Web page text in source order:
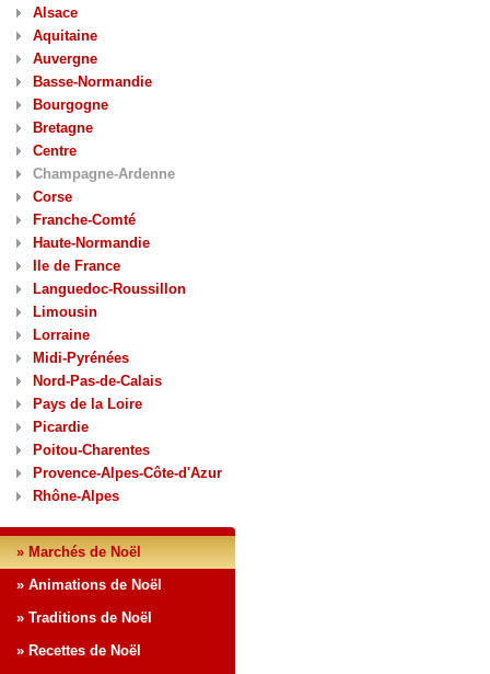
Alsace
Aquitaine
Auvergne
Basse-Normandie
Bourgogne
Bretagne
Centre
Champagne-Ardenne
Corse
Franche-Comté
Haute-Normandie
Ile de France
Languedoc-Roussillon
Limousin
Lorraine
Midi-Pyrénées
Nord-Pas-de-Calais
Pays de la Loire
Picardie
Poitou-Charentes
Provence-Alpes-Côte-d'Azur
Rhône-Alpes
» Marchés de Noël
» Animations de Noël
» Traditions de Noël
» Recettes de Noël